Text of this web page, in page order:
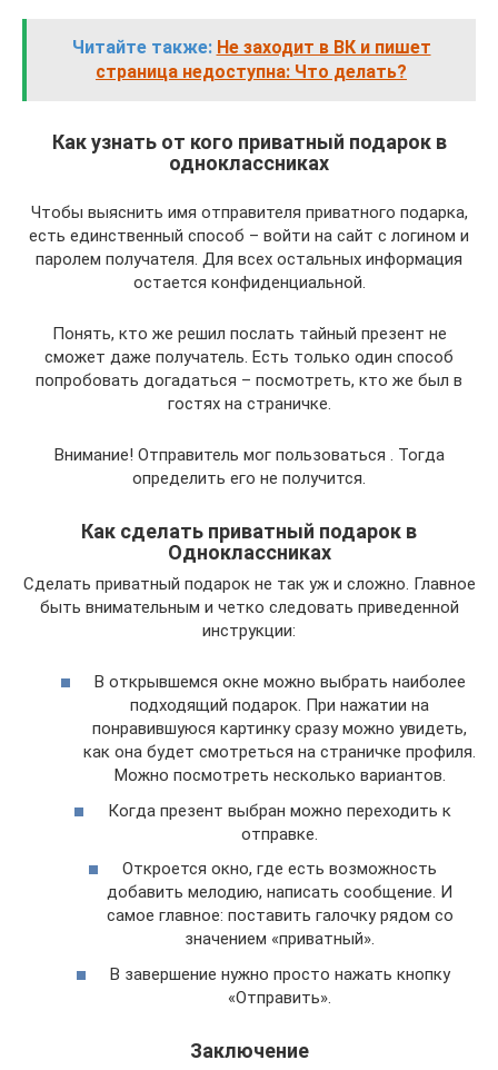
Читайте также: Не заходит в ВК и пишет
страница недоступна: Что делать?
Как узнать от кого приватный подарок в
одноклассниках
Чтобы выяснить имя отправителя приватного подарка,
есть единственный способ – войти на сайт с логином и
паролем получателя. Для всех остальных информация
остается конфиденциальной.
Понять, кто же решил послать тайный презент не
сможет даже получатель. Есть только один способ
попробовать догадаться – посмотреть, кто же был в
гостях на страничке.
Внимание! Отправитель мог пользоваться . Тогда
определить его не получится.
Как сделать приватный подарок в
Одноклассниках
Сделать приватный подарок не так уж и сложно. Главное
быть внимательным и четко следовать приведенной
инструкции:
В открывшемся окне можно выбрать наиболее
подходящий подарок. При нажатии на
понравившуюся картинку сразу можно увидеть,
как она будет смотреться на страничке профиля.
Можно посмотреть несколько вариантов.
Когда презент выбран можно переходить к
отправке.
Откроется окно, где есть возможность
добавить мелодию, написать сообщение. И
самое главное: поставить галочку рядом со
значением «приватный».
В завершение нужно просто нажать кнопку
«Отправить».
Заключение